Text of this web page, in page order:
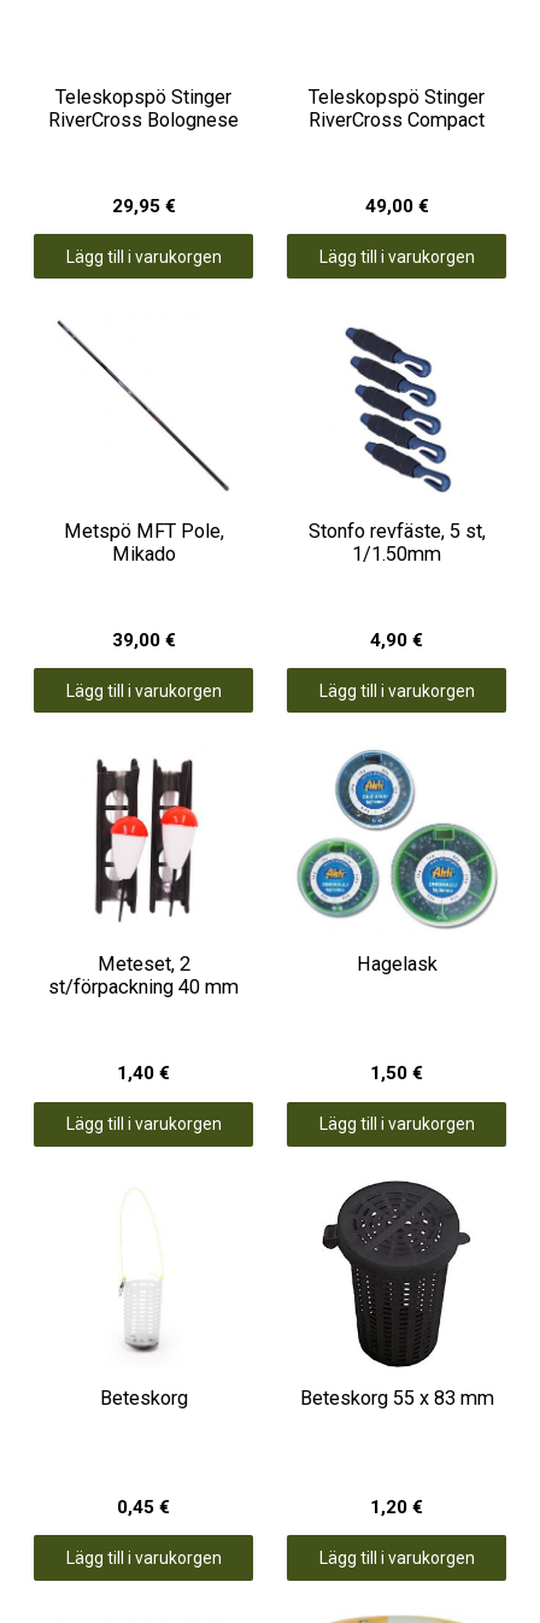
Teleskopspö Stinger
RiverCross Bolognese
29,95 €
Lägg till i varukorgen
Teleskopspö Stinger
RiverCross Compact
49,00 €
Lägg till i varukorgen
Metspö MFT Pole,
Mikado
39,00 €
Lägg till i varukorgen
Stonfo revfäste, 5 st,
1/1.50mm
4,90 €
Lägg till i varukorgen
Meteset, 2
st/förpackning 40 mm
1,40 €
Lägg till i varukorgen
Hagelask
1,50 €
Lägg till i varukorgen
Beteskorg
0,45 €
Lägg till i varukorgen
Beteskorg 55 x 83 mm
1,20 €
Lägg till i varukorgen